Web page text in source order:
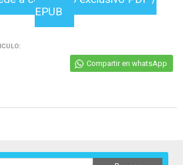
EPUB
Compartir en whatsApp